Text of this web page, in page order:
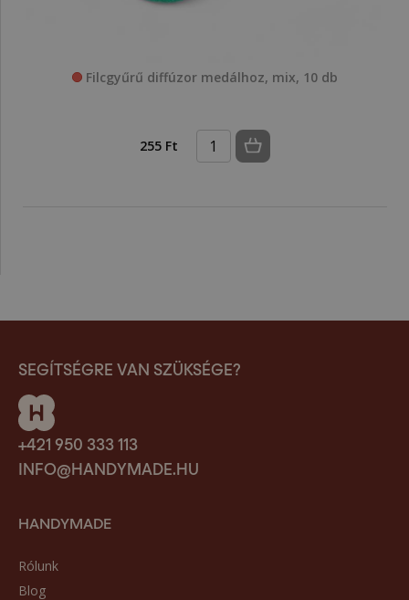
Filcgyűrű diffúzor medálhoz, mix, 10 db
255 Ft
SEGÍTSÉGRE VAN SZÜKSÉGE?
+421 950 333 113
INFO@HANDYMADE.HU
HANDYMADE
Rólunk
Blog